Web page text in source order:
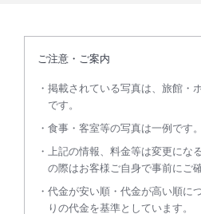
ご注意・ご案内
掲載されている写真は、旅館・
です。
食事・客室等の写真は一例です。
上記の情報、料金等は変更にな
の際はお客様ご自身で事前にご
代金が安い順・代金が高い順に
りの代金を基準としています。